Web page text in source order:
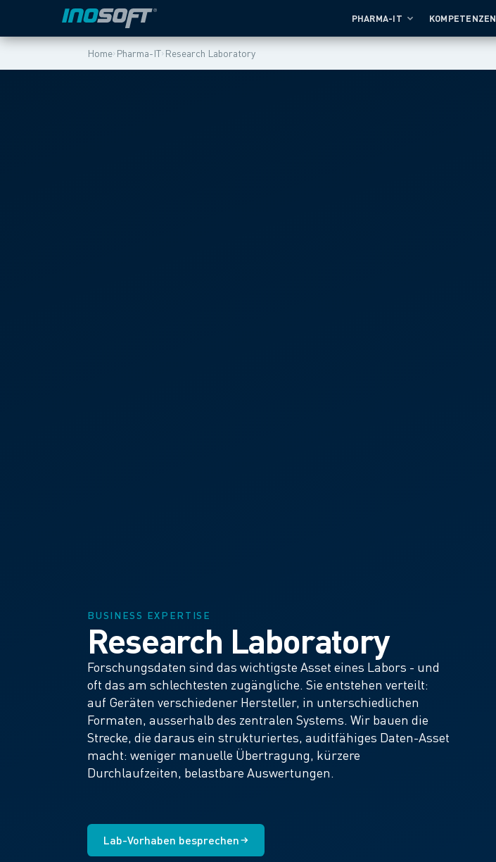
PHARMA-IT KOMPETENZEN
Home›Pharma-IT›Research Laboratory
BUSINESS EXPERTISE
Research Laboratory
Forschungsdaten sind das wichtigste Asset eines Labors - und
oft das am schlechtesten zugängliche. Sie entstehen verteilt:
auf Geräten verschiedener Hersteller, in unterschiedlichen
Formaten, ausserhalb des zentralen Systems. Wir bauen die
Strecke, die daraus ein strukturiertes, auditfähiges Daten-Asset
macht: weniger manuelle Übertragung, kürzere
Durchlaufzeiten, belastbare Auswertungen.
Lab-Vorhaben besprechen